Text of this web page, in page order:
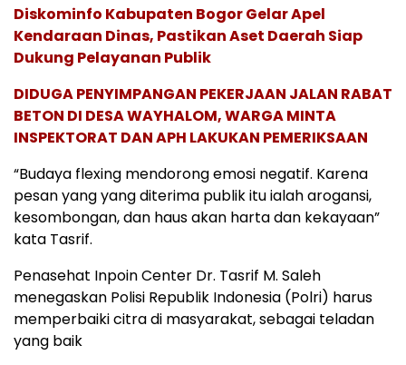
Diskominfo Kabupaten Bogor Gelar Apel
Kendaraan Dinas, Pastikan Aset Daerah Siap
Dukung Pelayanan Publik
DIDUGA PENYIMPANGAN PEKERJAAN JALAN RABAT
BETON DI DESA WAYHALOM, WARGA MINTA
INSPEKTORAT DAN APH LAKUKAN PEMERIKSAAN
“Budaya flexing mendorong emosi negatif. Karena
pesan yang yang diterima publik itu ialah arogansi,
kesombongan, dan haus akan harta dan kekayaan”
kata Tasrif.
Penasehat Inpoin Center Dr. Tasrif M. Saleh
menegaskan Polisi Republik Indonesia (Polri) harus
memperbaiki citra di masyarakat, sebagai teladan
yang baik